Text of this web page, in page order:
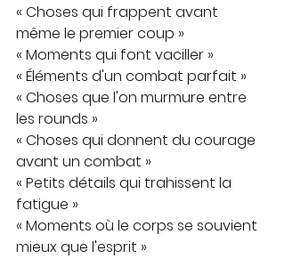
« Choses qui frappent avant
même le premier coup »
« Moments qui font vaciller »
« Éléments d'un combat parfait »
« Choses que l'on murmure entre
les rounds »
« Choses qui donnent du courage
avant un combat »
« Petits détails qui trahissent la
fatigue »
« Moments où le corps se souvient
mieux que l'esprit »